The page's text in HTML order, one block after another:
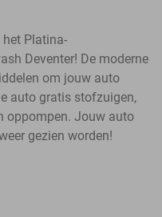
Platina-
Deventer! De moderne
om jouw auto
auto gratis stofzuigen,
oppompen. Jouw auto
gezien worden!